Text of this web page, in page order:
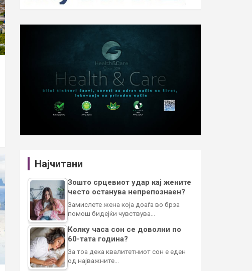
Најчитани
Зошто срцевиот удар кај жените
често останува непрепознаен?
Замислете жена која доаѓа во брза
помош бидејќи чувствува…
Колку часа сон се доволни по
60-тата година?
За тоа дека квалитетниот сон е еден
од најважните…